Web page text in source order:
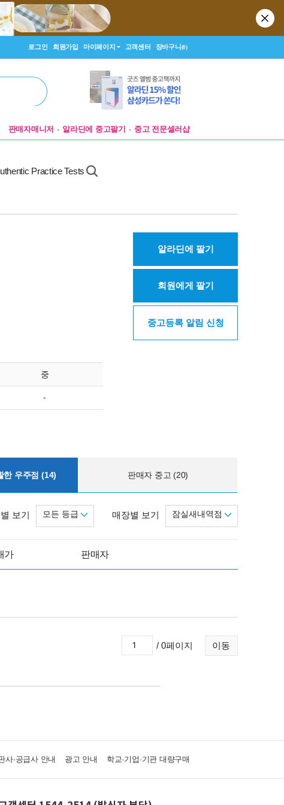
로그인 회원가입 마이페이지 고객센터 장바구니(0)
판매자매니저 알라딘에 중고팔기 중고 전문셀러샵
Practice Tests
중
-
알라딘에 팔기
회원에게 팔기
중고등록 알림 신청
한 우주점 (14) 판매자 중고 (20)
매장별 보기 잠실새내역점
보기 모든 등급
가 판매자
이동
/ 0페이지
사·공급사 안내 광고 안내 학교·기업·기관 대량구매